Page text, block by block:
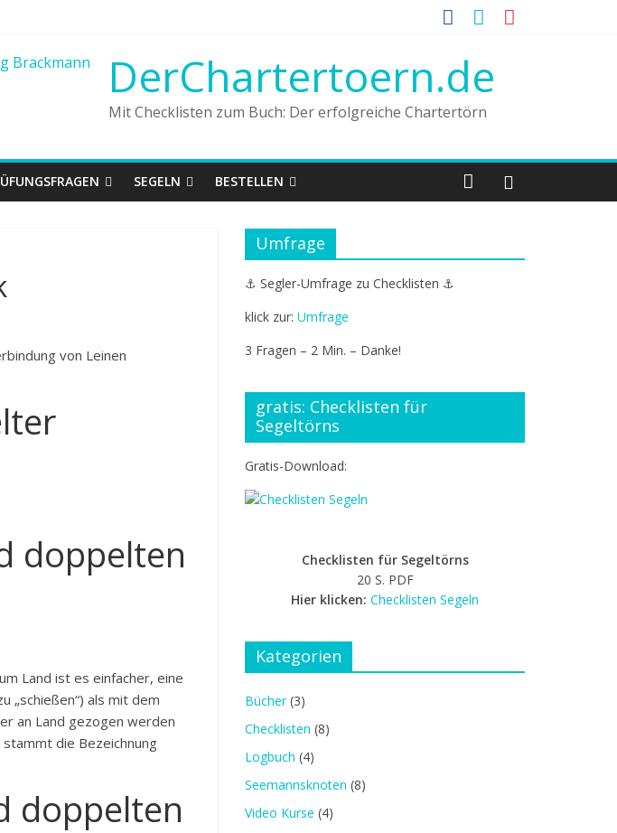
DerChartertoern.de
Mit Checklisten zum Buch: Der erfolgreiche Chartertörn
SEGELN BESTELLEN
von Leinen
doppelten
Land ist es einfacher, eine
„schießen“) als mit dem
an Land gezogen werden
die Bezeichnung
doppelten
Umfrage
⚓ Segler-Umfrage zu Checklisten ⚓
klick zur: Umfrage
3 Fragen – 2 Min. – Danke!
gratis: Checklisten für
Segeltörns
Gratis-Download:
Checklisten für Segeltörns
20 S. PDF
Hier klicken: Checklisten Segeln
Kategorien
Bücher(3)
Checklisten (8)
Logbuch (4)
Seemannsknoten (8)
Video Kurse (4)